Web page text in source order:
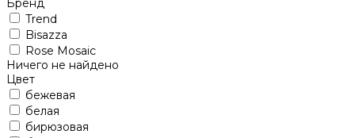
Trend
Bisazza
Rose Mosaic
Ничего не найдено
Цвет
бежевая
белая
бирюзовая